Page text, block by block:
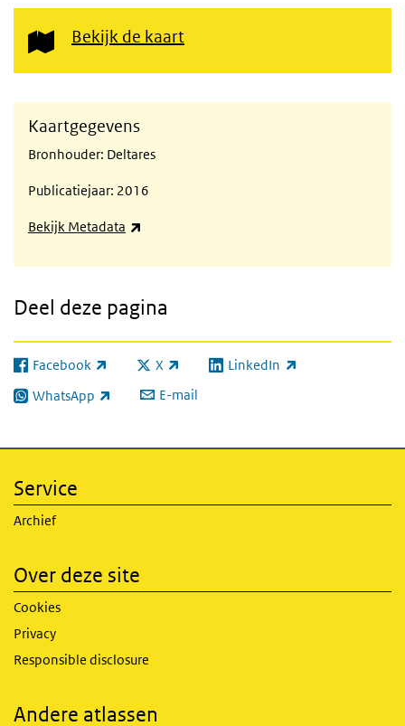
Bekijk de kaart
Kaartgegevens
Bronhouder: Deltares
Publicatiejaar: 2016
Bekijk Metadata
Deel deze pagina
Facebook
(externe link) X
(externe link) LinkedIn
(externe link)
WhatsApp
(externe link) E-mail
Service
Archief
Over deze site
Cookies
Privacy
Responsible disclosure
Andere atlassen